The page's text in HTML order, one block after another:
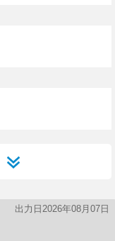
出力日2026年08月07日